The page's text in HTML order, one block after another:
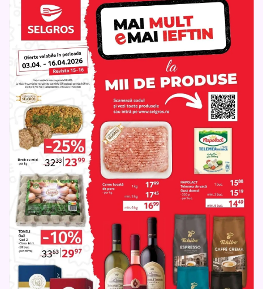
să găsească rapid exact ce are nevoie.
Selgros transformă cumpărăturile de Paște într-o experiență
completă și eficientă, oferind soluții pentru fiecare nevoie,
într-un catalog ușor de parcurs și plin de oferte
avantajoase. Este momentul perfect pentru a descoperi
diversitate, calitate și economii într-un singur loc.